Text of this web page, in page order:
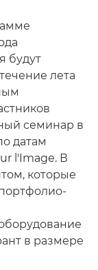
будут
лета
семинар в
датам
l'Image. В
которые
в размере